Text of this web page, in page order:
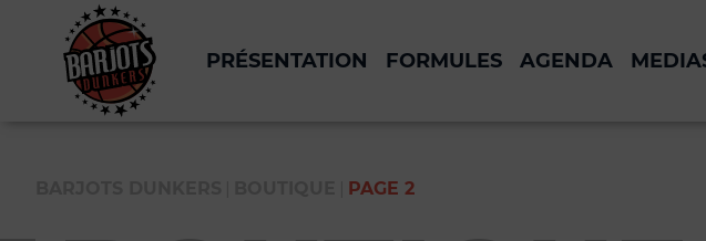
PRÉSENTATION FORMULES AGENDA
PAGE 2